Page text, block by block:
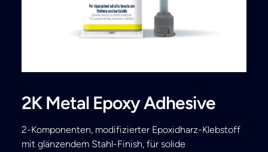
2K Metal Epoxy Adhesive
2-Komponenten, modifizierter Epoxidharz-Klebstoff
mit glänzendem Stahl-Finish, für solide